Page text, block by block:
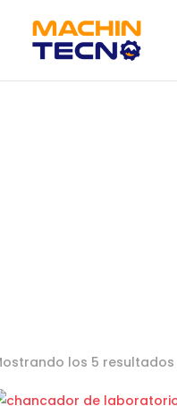
los 5 resultados